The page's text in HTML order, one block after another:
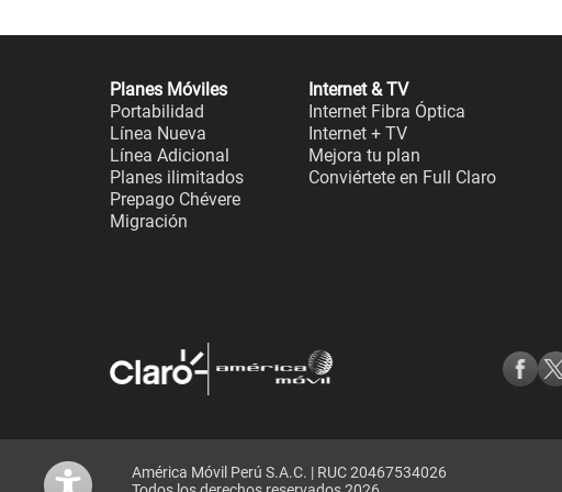
Planes Móviles
Portabilidad
Línea Nueva
Línea Adicional
Planes ilimitados
Prepago Chévere
Migración
Internet & TV
Internet Fibra Óptica
Internet + TV
Mejora tu plan
Conviértete en Full Claro
América Móvil Perú S.A.C. | RUC 20467534026